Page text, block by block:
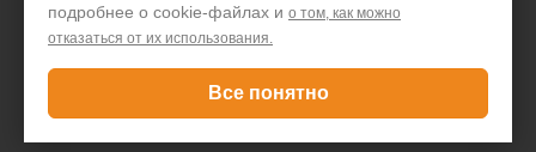
подробнее о cookie-файлах и о том, как можно
отказаться от их использования.
Все понятно
Контакты
Покупателю